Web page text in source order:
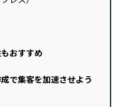
おすすめ
で集客を加速させよう